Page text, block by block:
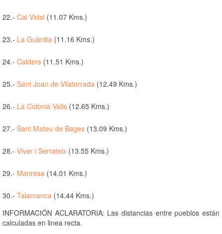
22.- Cal Vidal (11.07 Kms.)
23.- La Guàrdia (11.16 Kms.)
24.- Calders (11.51 Kms.)
25.- Sant Joan de Vilatorrada (12.49 Kms.)
26.- La Colònia Valls (12.65 Kms.)
27.- Sant Mateu de Bages (13.09 Kms.)
28.- Viver i Serrateix (13.55 Kms.)
29.- Manresa (14.01 Kms.)
30.- Talamanca (14.44 Kms.)
INFORMACIÓN ACLARATORIA: Las distancias entre pueblos están
calculadas en linea recta.